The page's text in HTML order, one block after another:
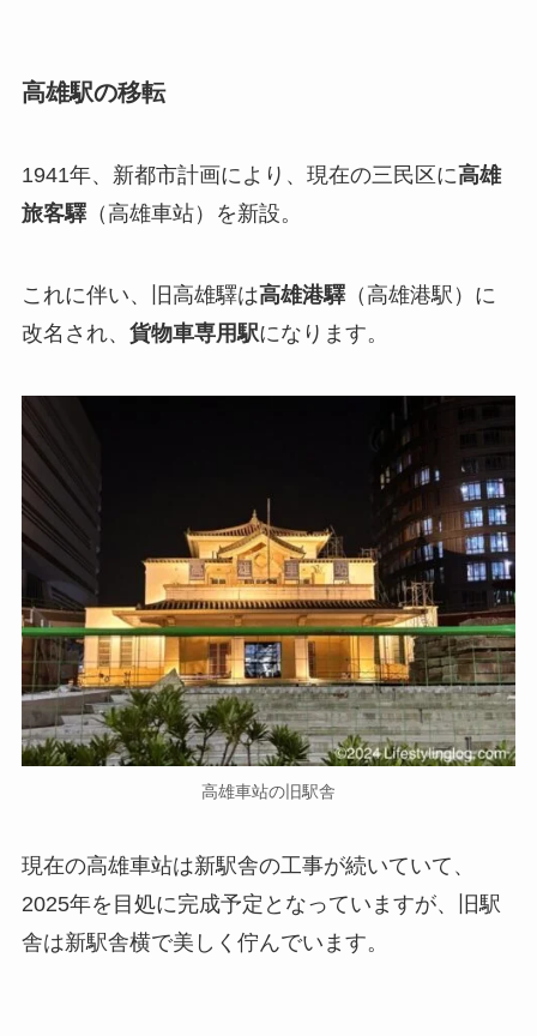
高雄駅の移転
1941年、新都市計画により、現在の三民区に高雄
旅客驛（高雄車站）を新設。
これに伴い、旧高雄驛は高雄港驛（高雄港駅）に
改名され、 貨物車専用駅になります。
高雄車站の旧駅舎
現在の高雄車站は新駅舎の工事が続いていて、
2025年を目処に完成予定となっていますが、
旧駅
舎は新駅舎横で美しく佇んでいます。